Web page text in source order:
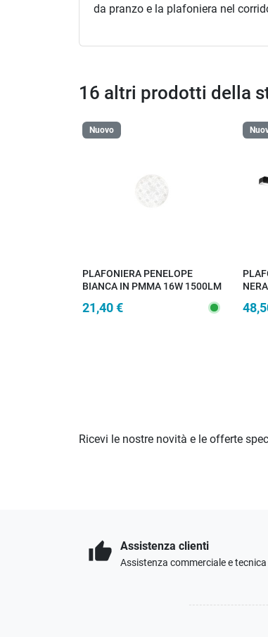
da pranzo e la plafoniera nel
16 altri prodotti della
Nuovo
PLAFONIERA PENELOPE
BIANCA IN PMMA 16W 1500LM
29X10CM
21,40 €
Ricevi le nostre novità e le offerte
thumb_up Assistenza clienti
Assistenza commerciale e tecnica